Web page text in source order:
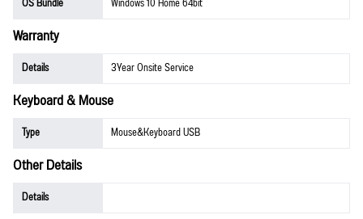
Warranty
Details 3Year Onsite Service
Keyboard & Mouse
Type Mouse&Keyboard USB
Other Details
Details